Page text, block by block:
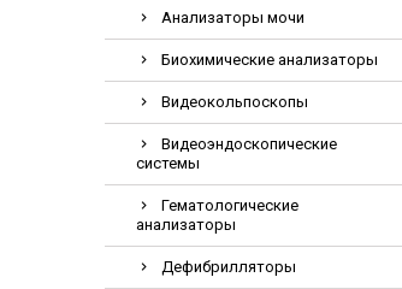
Анализаторы мочи
Биохимические анализаторы
Видеокольпоскопы
Видеоэндоскопические
системы
Гематологические
анализаторы
Дефибрилляторы